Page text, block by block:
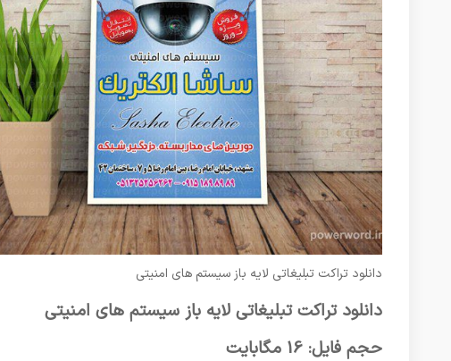
دانلود تراکت تبلیغاتی لایه باز سیستم های امنیتی
دانلود تراکت تبلیغاتی لایه باز سیستم های امنیتی
حجم فایل: 16 مگابایت